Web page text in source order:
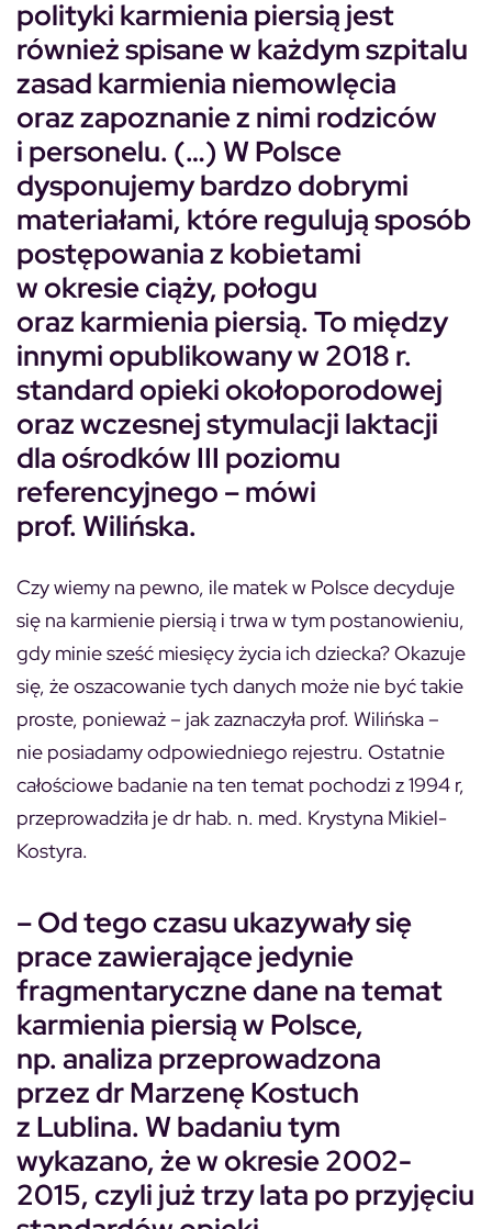
polityki karmienia piersią jest
również spisane w każdym szpitalu
zasad karmienia niemowlęcia
oraz zapoznanie z nimi rodziców
i personelu. (…) W Polsce
dysponujemy bardzo dobrymi
materiałami, które regulują sposób
postępowania z kobietami
w okresie ciąży, połogu
oraz karmienia piersią. To między
innymi opublikowany w 2018 r.
standard opieki okołoporodowej
oraz wczesnej stymulacji laktacji
dla ośrodków III poziomu
referencyjnego – mówi
prof. Wilińska.
Czy wiemy na pewno, ile matek w Polsce decyduje
się na karmienie piersią i trwa w tym postanowieniu,
gdy minie sześć miesięcy życia ich dziecka? Okazuje
się, że oszacowanie tych danych może nie być takie
proste, ponieważ – jak zaznaczyła prof. Wilińska –
nie posiadamy odpowiedniego rejestru. Ostatnie
całościowe badanie na ten temat pochodzi z 1994 r,
przeprowadziła je dr hab. n. med. Krystyna Mikiel-
Kostyra.
– Od tego czasu ukazywały się
prace zawierające jedynie
fragmentaryczne dane na temat
karmienia piersią w Polsce,
np. analiza przeprowadzona
przez dr Marzenę Kostuch
z Lublina. W badaniu tym
wykazano, że w okresie 2002-
2015, czyli już trzy lata po przyjęciu